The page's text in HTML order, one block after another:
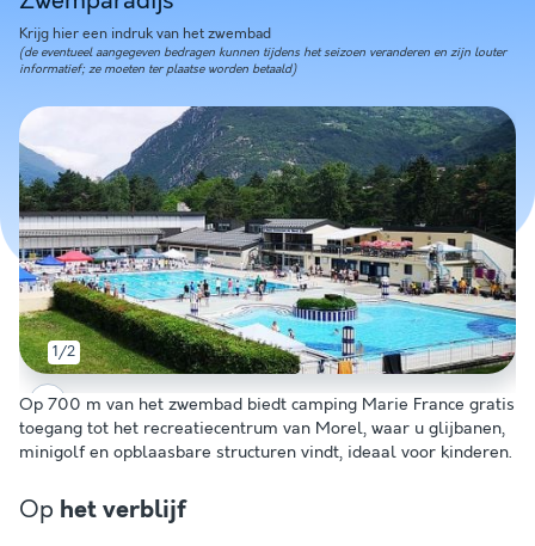
Krijg hier een indruk van het zwembad
(de eventueel aangegeven bedragen kunnen tijdens het seizoen veranderen en zijn louter
informatief; ze moeten ter plaatse worden betaald)
1/2
Op 700 m van het zwembad biedt camping Marie France gratis
toegang tot het recreatiecentrum van Morel, waar u glijbanen,
minigolf en opblaasbare structuren vindt, ideaal voor kinderen.
Op het verblijf